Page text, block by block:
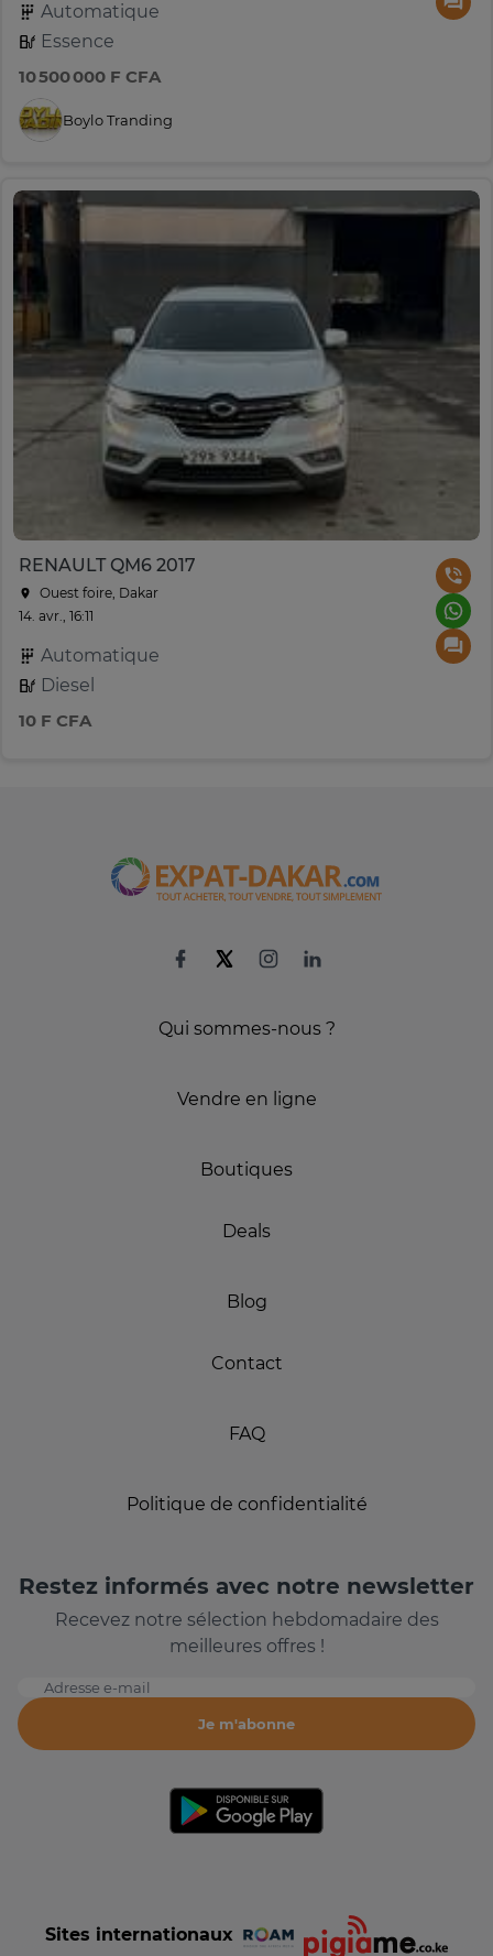
Automatique
Essence
10 500 000 F CFA
Boylo Tranding
RENAULT QM6 2017
Ouest foire, Dakar
14. avr., 16:11
Automatique
Diesel
10 F CFA
Qui sommes-nous ?
Vendre en ligne
Boutiques
Deals
Blog
Contact
FAQ
Politique de confidentialité
Restez informés avec notre newsletter
Recevez notre sélection hebdomadaire des
meilleures offres !
Adresse e-mail
Je m'abonne
Sites internationaux